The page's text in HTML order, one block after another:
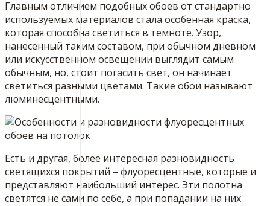
Главным отличием подобных обоев от стандартно
используемых материалов стала особенная краска,
которая способна светиться в темноте. Узор,
нанесенный таким составом, при обычном дневном
или искусственном освещении выглядит самым
обычным, но, стоит погасить свет, он начинает
светиться разными цветами. Такие обои называют
люминесцентными.
Есть и другая, более интересная разновидность
светящихся покрытий – флуоресцентные, которые и
представляют наибольший интерес. Эти полотна
светятся не сами по себе, а при попадании на них